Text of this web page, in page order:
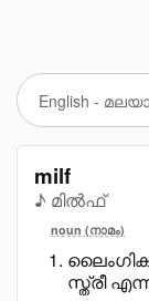
milf
♪ മിൽഫ്
noun (നാമം)
സ്ത്രീ